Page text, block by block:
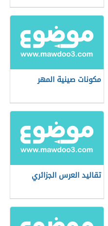
مكونات صينية المهر
تقاليد العرس الجزائري